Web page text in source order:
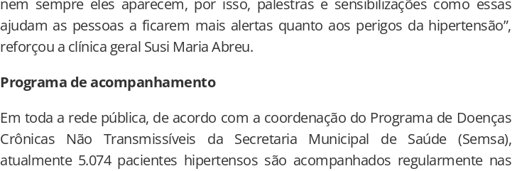
nem sempre eles aparecem, por isso, palestras e sensibilizações como essas
ajudam as pessoas a ficarem mais alertas quanto aos perigos da hipertensão”,
reforçou a clínica geral Susi Maria Abreu.
Programa de acompanhamento
Em toda a rede pública, de acordo com a coordenação do Programa de Doenças
Crônicas Não Transmissíveis da Secretaria Municipal de Saúde (Semsa),
atualmente 5.074 pacientes hipertensos são acompanhados regularmente nas